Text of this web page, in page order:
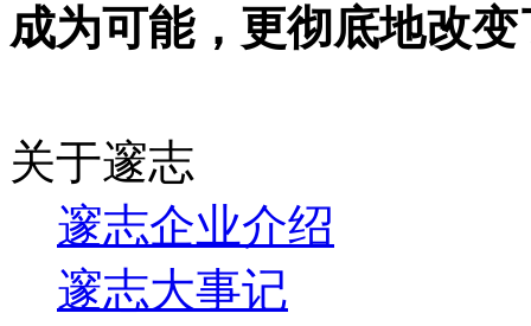
成为可能，更彻底地改
关于邃志
邃志企业介绍
邃志大事记